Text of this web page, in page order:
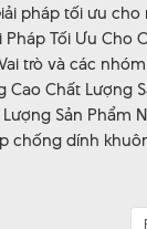
pháp tối ưu
Tối Ưu Cho
trò và các
Cao Chất Lượng
Sản Phẩm
chống dính